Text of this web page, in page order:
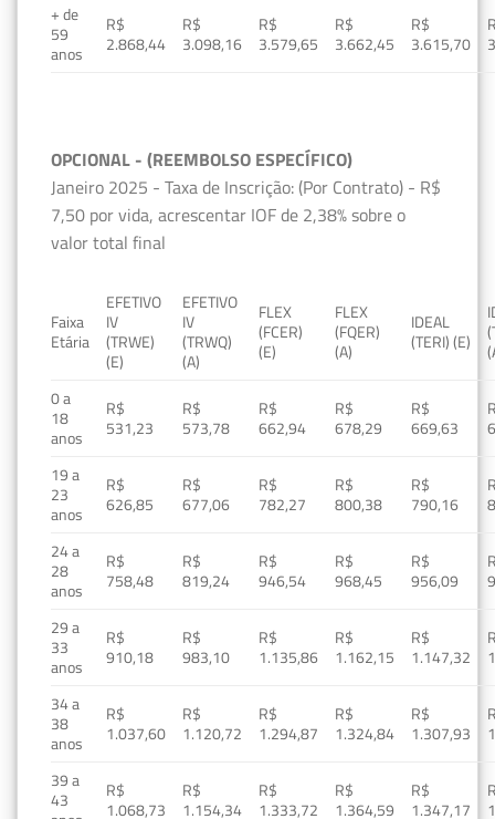
+ de
59
anos
R$
2.868,44
R$
3.098,16
R$
3.579,65
R$
3.662,45
R$
3.615,70
OPCIONAL - (REEMBOLSO ESPECÍFICO)
Janeiro 2025 - Taxa de Inscrição: (Por Contrato) - R$
7,50 por vida, acrescentar IOF de 2,38% sobre o
valor total final
Faixa
Etária
EFETIVO
IV
(TRWE)
(E)
EFETIVO
IV
(TRWQ)
(A)
FLEX
(FCER)
(E)
FLEX
(FQER)
(A)
IDEAL
(TERI) (E)
0 a
18
anos
R$
531,23
R$
573,78
R$
662,94
R$
678,29
R$
669,63
19 a
23
anos
R$
626,85
R$
677,06
R$
782,27
R$
800,38
R$
790,16
24 a
28
anos
R$
758,48
R$
819,24
R$
946,54
R$
968,45
R$
956,09
29 a
33
anos
R$
910,18
R$
983,10
R$
1.135,86
R$
1.162,15
R$
1.147,32
34 a
38
anos
R$
1.037,60
R$
1.120,72
R$
1.294,87
R$
1.324,84
R$
1.307,93
39 a
43
R$
1.068,73
R$
1.154,34
R$
1.333,72
R$
1.364,59
R$
1.347,17